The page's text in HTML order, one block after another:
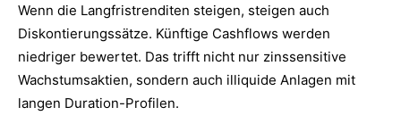
Wenn die Langfristrenditen steigen, steigen auch
Diskontierungssätze. Künftige Cashflows werden
niedriger bewertet. Das trifft nicht nur zinssensitive
Wachstumsaktien, sondern auch illiquide Anlagen mit
langen Duration-Profilen.